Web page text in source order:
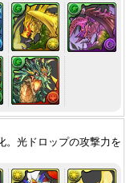
。光ドロップの攻撃力を